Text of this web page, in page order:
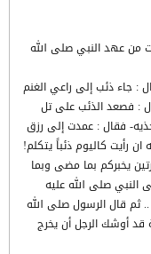
عهد النبي صلى الله
: جاء ذئب إلى راعي الغنم
: فصعد الذئب على تل
فقال : عمدت إلى رزق
ان رأيت كاليوم ذئباً يتكلم!
يخبركم بما مضى وبما
النبي صلى الله عليه
ثم قال الرسول صلى الله
قد أوشك الرجل أن يخرج